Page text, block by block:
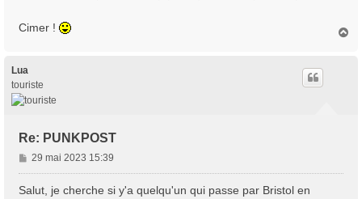
Cimer !
Lua
touriste
Re: PUNKPOST
M
e
s
29 mai 2023 15:39
Salut, je cherche si y'a quelqu'un qui passe par Bristol en